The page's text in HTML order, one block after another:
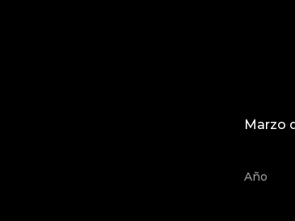
Marzo
Año